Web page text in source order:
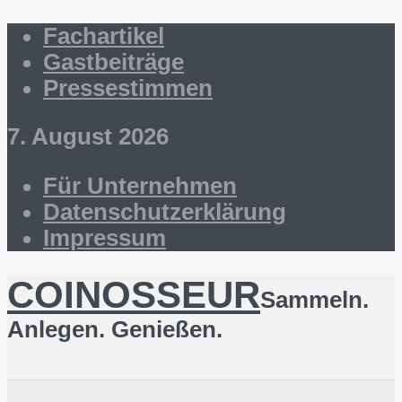
Fachartikel
Gastbeiträge
Pressestimmen
7. August 2026
Für Unternehmen
Datenschutzerklärung
Impressum
COINOSSEURSammeln.
Anlegen. Genießen.